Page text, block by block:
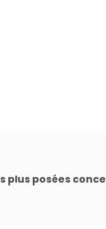
plus posées